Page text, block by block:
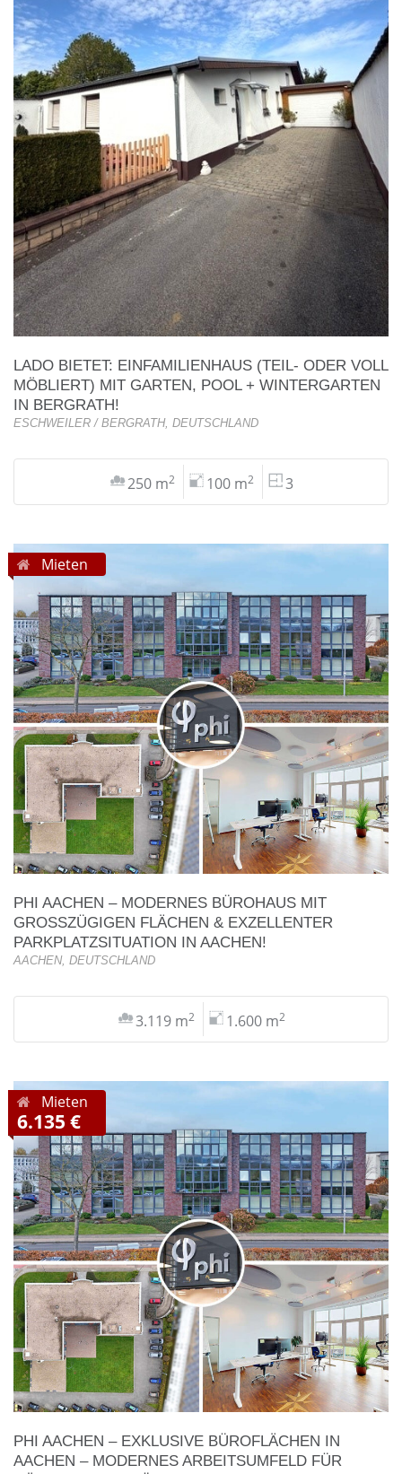
LADO BIETET: EINFAMILIENHAUS (TEIL- ODER VOLL
MÖBLIERT) MIT GARTEN, POOL + WINTERGARTEN
IN BERGRATH!
ESCHWEILER / BERGRATH, DEUTSCHLAND
250 m2 100 m2 3
Mieten
PHI AACHEN – MODERNES BÜROHAUS MIT
GROSSZÜGIGEN FLÄCHEN & EXZELLENTER P
ARKPLATZSITUATION IN AACHEN!
AACHEN, DEUTSCHLAND
3.119 m2 1.600 m2
Mieten
6.135 €
PHI AACHEN – EXKLUSIVE BÜROFLÄCHEN IN
AACHEN – MODERNES ARBEITSUMFELD FÜR